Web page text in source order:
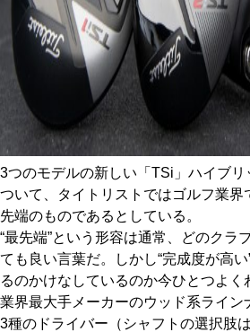
3つのモデルの新しい「TSi」ハイブリ
ついて、タイトリストではゴルフ業界
先端のものであるとしている。
“最先端”という形容は通常、どのクラ
ても良い言葉だ。しかし“完成度が高
るのかけなしているのか今ひとつよく
業界最大手メーカーのウッド系ライン
3種のドライバー（シャフトの選択肢